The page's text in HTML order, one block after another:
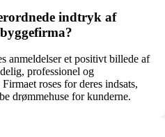
indtryk af
anmeldelser et positivt billede af
professionel og
roses for deres indsats,
drømmehuse for kunderne.